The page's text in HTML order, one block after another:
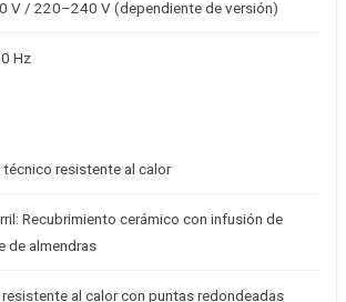
V / 220–240 V (dependiente de versión)
Hz
resistente al calor
Recubrimiento cerámico con infusión de
de almendras
al calor con puntas redondeadas